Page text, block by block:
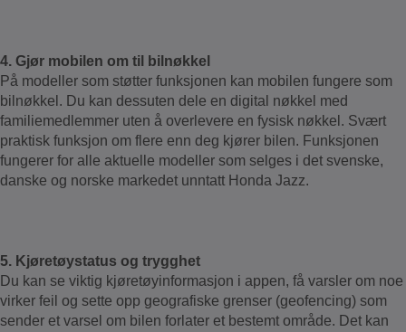
4. Gjør mobilen om til bilnøkkel
På modeller som støtter funksjonen kan mobilen fungere som
bilnøkkel. Du kan dessuten dele en digital nøkkel med
familiemedlemmer uten å overlevere en fysisk nøkkel. Svært
praktisk funksjon om flere enn deg kjører bilen. Funksjonen
fungerer for alle aktuelle modeller som selges i det svenske,
danske og norske markedet unntatt Honda Jazz.
5. Kjøretøystatus og trygghet
Du kan se viktig kjøretøyinformasjon i appen, få varsler om noe
virker feil og sette opp geografiske grenser (geofencing) som
sender et varsel om bilen forlater et bestemt område. Det kan